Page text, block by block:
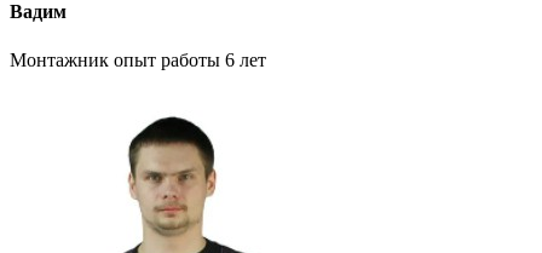
Вадим
Монтажник опыт работы 6 лет